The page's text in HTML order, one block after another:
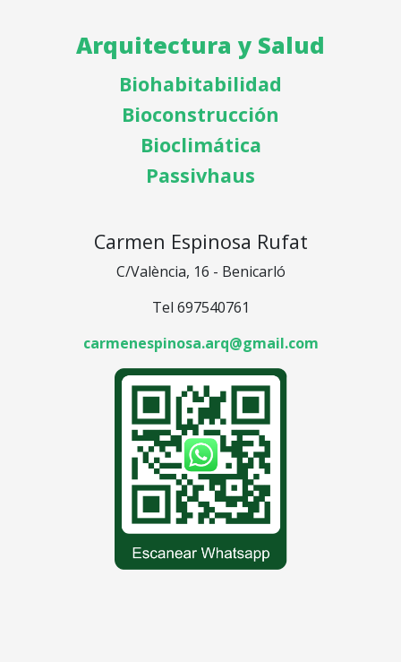
Arquitectura y Salud
Biohabitabilidad
Bioconstrucción
Bioclimática
Passivhaus
Carmen Espinosa Rufat
C/València, 16 - Benicarló
Tel 697540761
carmenespinosa.arq@gmail.com